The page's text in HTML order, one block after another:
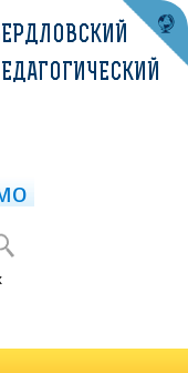
клуб
физического